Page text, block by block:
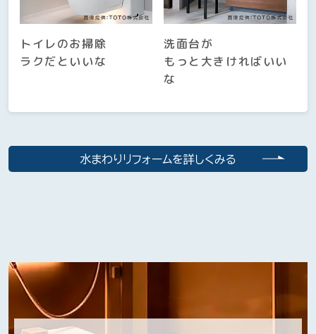
トイレのお掃除
ラクだといいな
洗面台が
もっと大きければいい
な
水まわりリフォームを詳しくみる